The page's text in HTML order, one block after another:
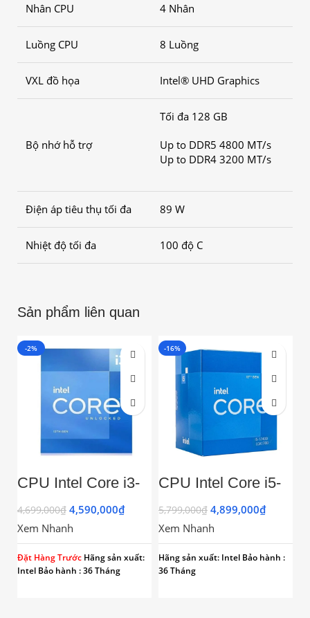
Nhân CPU 4 Nhân
Luồng CPU 8 Luồng
VXL đồ họa Intel® UHD Graphics
Bộ nhớ hỗ trợ
Tối đa 128 GB
Up to DDR5 4800 MT/s
Up to DDR4 3200 MT/s
Điện áp tiêu thụ tối đa 89 W
Nhiệt độ tối đa 100 độ C
Sản phẩm liên quan
-2%
CPU Intel Core i3-
Turbo Upto 4.5GHz,
4 Nhân 8 Luồng,
Cache 12MB,
Socket LGA 1700)
4,699,000₫ 4,590,000₫
Xem Nhanh
Đặt Hàng Trước Hãng sản xuất:
Intel Bảo hành : 36 Tháng
-16%
CPU Intel Core i5-
4.4Ghz, 6 nhân 12
luồng, 18MB
Cache, 65W) –
Socket Intel LGA
1700)
5,799,000₫ 4,899,000₫
Xem Nhanh
Hãng sản xuất: Intel Bảo hành :
36 Tháng